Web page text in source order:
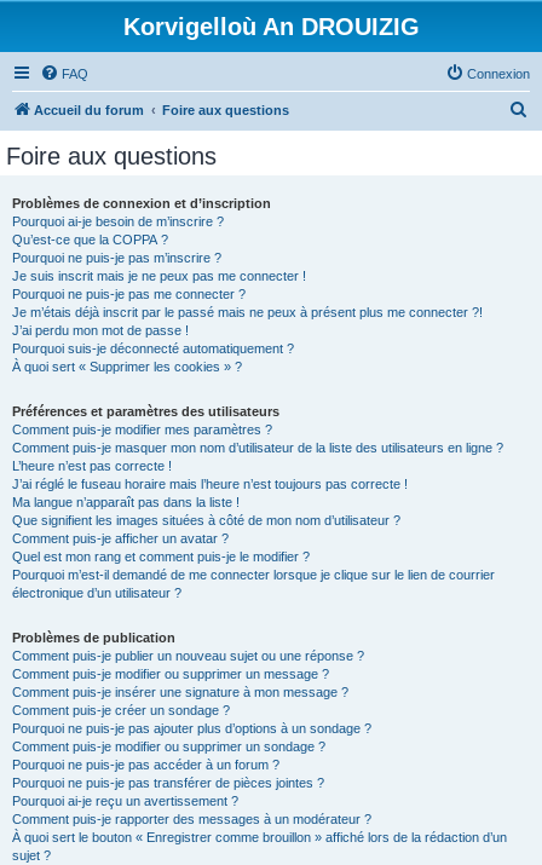
Korvigelloù An DROUIZIG
FAQ Connexion
Accueil du forum Foire aux questions
Foire aux questions
Problèmes de connexion et d’inscription
Pourquoi ai-je besoin de m’inscrire ?
Qu’est-ce que la COPPA ?
Pourquoi ne puis-je pas m’inscrire ?
Je suis inscrit mais je ne peux pas me connecter !
Pourquoi ne puis-je pas me connecter ?
Je m’étais déjà inscrit par le passé mais ne peux à présent plus me connecter ?!
J’ai perdu mon mot de passe !
Pourquoi suis-je déconnecté automatiquement ?
À quoi sert « Supprimer les cookies » ?
Préférences et paramètres des utilisateurs
Comment puis-je modifier mes paramètres ?
Comment puis-je masquer mon nom d’utilisateur de la liste des utilisateurs en ligne ?
L’heure n’est pas correcte !
J’ai réglé le fuseau horaire mais l’heure n’est toujours pas correcte !
Ma langue n’apparaît pas dans la liste !
Que signifient les images situées à côté de mon nom d’utilisateur ?
Comment puis-je afficher un avatar ?
Quel est mon rang et comment puis-je le modifier ?
Pourquoi m’est-il demandé de me connecter lorsque je clique sur le lien de courrier
électronique d’un utilisateur ?
Problèmes de publication
Comment puis-je publier un nouveau sujet ou une réponse ?
Comment puis-je modifier ou supprimer un message ?
Comment puis-je insérer une signature à mon message ?
Comment puis-je créer un sondage ?
Pourquoi ne puis-je pas ajouter plus d’options à un sondage ?
Comment puis-je modifier ou supprimer un sondage ?
Pourquoi ne puis-je pas accéder à un forum ?
Pourquoi ne puis-je pas transférer de pièces jointes ?
Pourquoi ai-je reçu un avertissement ?
Comment puis-je rapporter des messages à un modérateur ?
À quoi sert le bouton « Enregistrer comme brouillon » affiché lors de la rédaction d’un
sujet ?